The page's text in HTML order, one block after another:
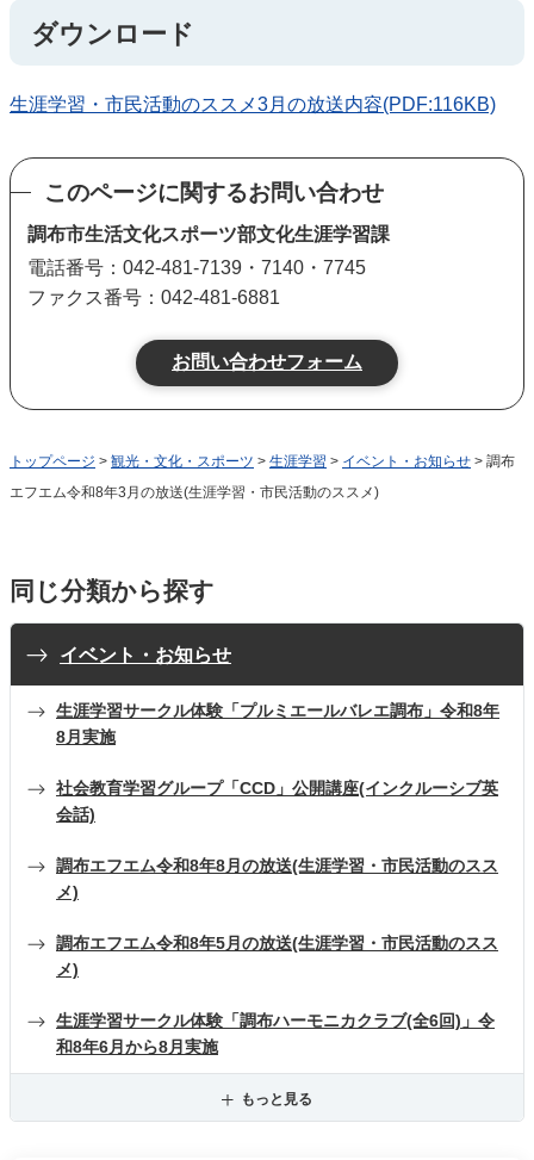
ダウンロード
生涯学習・市民活動のススメ3月の放送内容(PDF:116KB)
このページに関するお問い合わせ
調布市生活文化スポーツ部文化生涯学習課
電話番号：042-481-7139・7140・7745
ファクス番号：042-481-6881
トップページ > 観光・文化・スポーツ > 生涯学習 > イベント・お知らせ > 調布
エフエム令和8年3月の放送(生涯学習・市民活動のススメ)
同じ分類から探す
イベント・お知らせ
生涯学習サークル体験「プルミエールバレエ調布」令和8年
8月実施
社会教育学習グループ「CCD」公開講座(インクルーシブ英
会話)
調布エフエム令和8年8月の放送(生涯学習・市民活動のスス
メ)
調布エフエム令和8年5月の放送(生涯学習・市民活動のスス
メ)
生涯学習サークル体験「調布ハーモニカクラブ(全6回)」令
和8年6月から8月実施
もっと見る